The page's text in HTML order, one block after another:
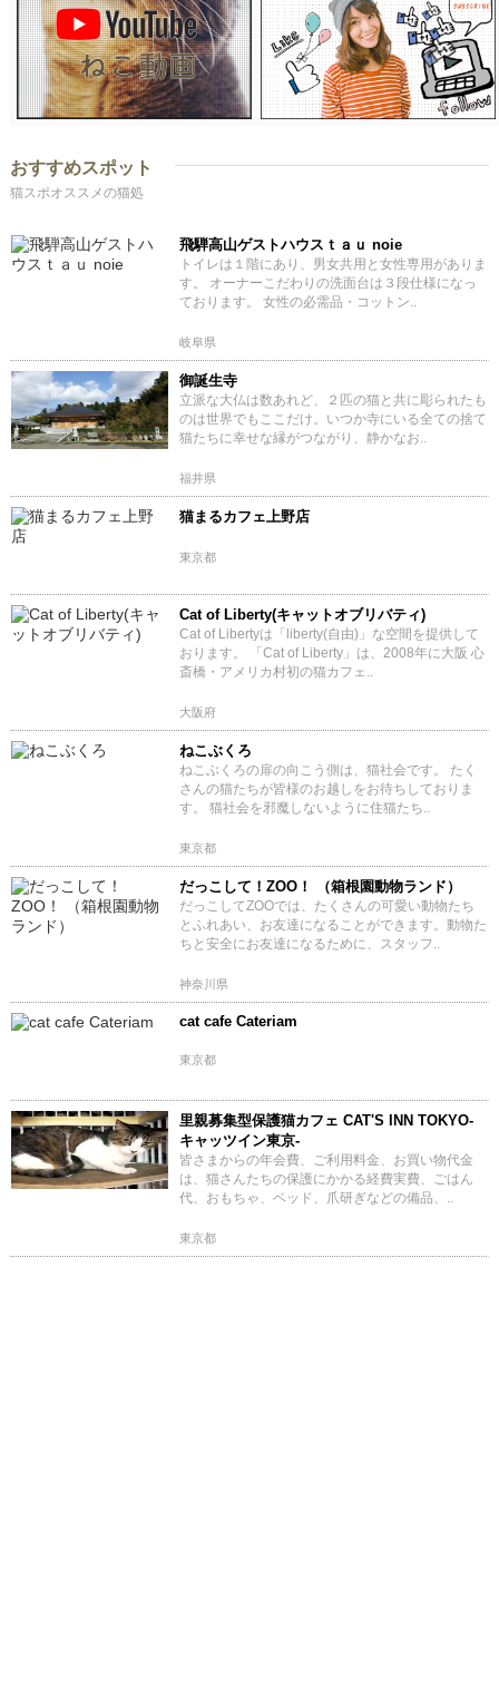
おすすめスポット
猫スポオススメの猫処
飛騨高山ゲストハウスｔａｕ noie
トイレは１階にあり、男女共用と女性専用がありま
す。 オーナーこだわりの洗面台は３段仕様になっ
ております。 女性の必需品・コットン..
岐阜県
御誕生寺
立派な大仏は数あれど、２匹の猫と共に彫られたも
のは世界でもここだけ。いつか寺にいる全ての捨て
猫たちに幸せな縁がつながり、静かなお..
福井県
猫まるカフェ上野店
東京都
Cat of Liberty(キャットオブリバティ)
Cat of Libertyは「liberty(自由)」な空間を提供して
おります。 「Cat of Liberty」は、2008年に大阪 心
斎橋・アメリカ村初の猫カフェ..
大阪府
ねこぶくろ
ねこぶくろの扉の向こう側は、猫社会です。 たく
さんの猫たちが皆様のお越しをお待ちしておりま
す。 猫社会を邪魔しないように住猫たち..
東京都
だっこして！ZOO！ （箱根園動物ランド）
だっこしてZOOでは、たくさんの可愛い動物たち
とふれあい、お友達になることができます。動物た
ちと安全にお友達になるために、スタッフ..
神奈川県
cat cafe Cateriam
東京都
里親募集型保護猫カフェ CAT'S INN TOKYO-
キャッツイン東京-
皆さまからの年会費、ご利用料金、お買い物代金
は、猫さんたちの保護にかかる経費実費、ごはん
代、おもちゃ、ベッド、爪研ぎなどの備品、..
東京都